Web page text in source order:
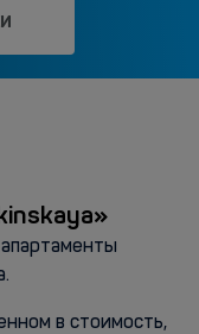
в стоимость,